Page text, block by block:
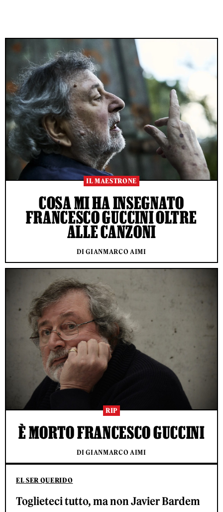
EL SER QUERIDO
Toglieteci tutto, ma non Javier Bardem
IL MAESTRONE
COSA MI HA INSEGNATO
FRANCESCO GUCCINI OLTRE
ALLE CANZONI
DI GIANMARCO AIMI
RIP
È MORTO FRANCESCO GUCCINI
DI GIANMARCO AIMI